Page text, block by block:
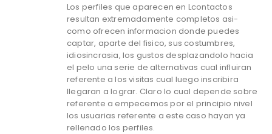
Los perfiles que aparecen en Lcontactos
resultan extremadamente completos asi­
como ofrecen informacion donde puedes
captar, aparte del fisico, sus costumbres,
idiosincrasia, los gustos desplazandolo hacia
el pelo una serie de alternativas cual influiran
referente a los visitas cual luego inscribira
llegaran a lograr. Claro lo cual depende sobre
referente a empecemos por el principio nivel
los usuarias referente a este caso hayan ya
rellenado los perfiles.